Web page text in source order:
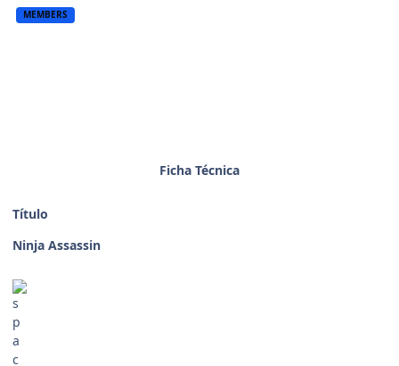
MEMBERS
Ficha Técnica
Título
Ninja Assassin